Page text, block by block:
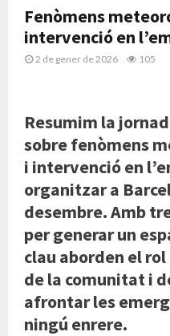
Fenòmens
intervenció en
2 de gener de 2026 105
Resumim la
sobre fenòmens
i intervenció en
organitzar a
desembre. Amb
per generar un
clau aborden el
de la comunitat i
afrontar les
ningú enrere.